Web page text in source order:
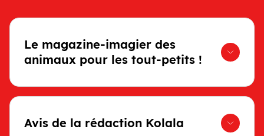
Le magazine-imagier des
animaux pour les tout-petits !
Avis de la rédaction Kolala